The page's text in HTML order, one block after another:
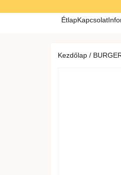
a
ÉtlapKapcsolat
Kezdőlap /